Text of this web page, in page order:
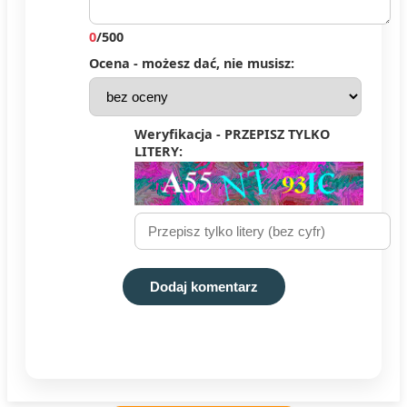
0/500
Ocena - możesz dać, nie musisz:
Weryfikacja - PRZEPISZ TYLKO
LITERY:
Dodaj komentarz